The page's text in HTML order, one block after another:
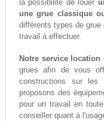
la possibilité de louer
une grue classique
différents types de
travail à effectuer.
Notre service
grues afin de vous
constructions sur les
proposons des
pour un travail en
conseiller quant à